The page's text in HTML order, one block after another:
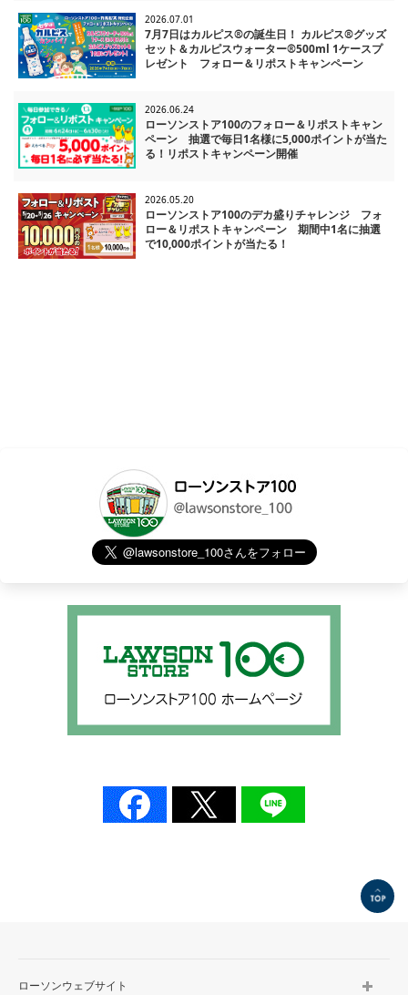
2026.07.01
7月7日はカルピス®の誕生日！ カルピス®グッズ
セット＆カルピスウォーター®500ml 1ケースプ
レゼント フォロー＆リポストキャンペーン
2026.06.24
ローソンストア100のフォロー＆リポストキャン
ペーン 抽選で毎日1名様に5,000ポイントが当た
る！リポストキャンペーン開催
2026.05.20
ローソンストア100のデカ盛りチャレンジ フォ
ロー＆リポストキャンペーン 期間中1名に抽選
で10,000ポイントが当たる！
ローソンウェブサイト